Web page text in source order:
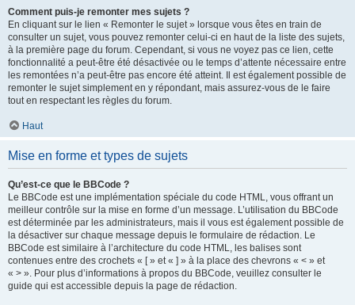
Comment puis-je remonter mes sujets ?
En cliquant sur le lien « Remonter le sujet » lorsque vous êtes en train de
consulter un sujet, vous pouvez remonter celui-ci en haut de la liste des sujets,
à la première page du forum. Cependant, si vous ne voyez pas ce lien, cette
fonctionnalité a peut-être été désactivée ou le temps d’attente nécessaire entre
les remontées n’a peut-être pas encore été atteint. Il est également possible de
remonter le sujet simplement en y répondant, mais assurez-vous de le faire
tout en respectant les règles du forum.
Haut
Mise en forme et types de sujets
Qu’est-ce que le BBCode ?
Le BBCode est une implémentation spéciale du code HTML, vous offrant un
meilleur contrôle sur la mise en forme d’un message. L’utilisation du BBCode
est déterminée par les administrateurs, mais il vous est également possible de
la désactiver sur chaque message depuis le formulaire de rédaction. Le
BBCode est similaire à l’architecture du code HTML, les balises sont
contenues entre des crochets « [ » et « ] » à la place des chevrons « < » et
« > ». Pour plus d’informations à propos du BBCode, veuillez consulter le
guide qui est accessible depuis la page de rédaction.